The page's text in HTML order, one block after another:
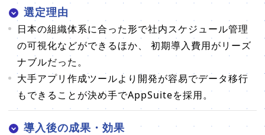
選定理由
日本の組織体系に合った形で社内スケジュール管理
の可視化などができるほか、 初期導入費用がリーズ
ナブルだった。
大手アプリ作成ツールより開発が容易でデータ移行
もできることが決め手でAppSuiteを採用。
導入後の成果・効果